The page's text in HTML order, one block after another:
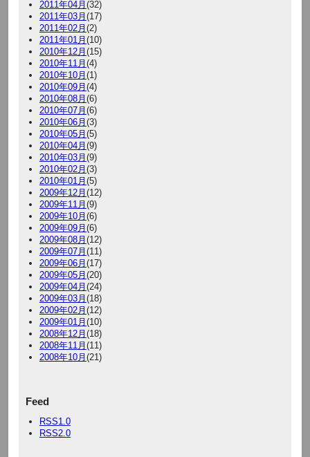
2011年04月 (32)
2011年03月 (17)
2011年02月 (2)
2011年01月 (10)
2010年12月 (15)
2010年11月 (4)
2010年10月 (1)
2010年09月 (4)
2010年08月 (6)
2010年07月 (6)
2010年06月 (3)
2010年05月 (5)
2010年04月 (9)
2010年03月 (9)
2010年02月 (3)
2010年01月 (5)
2009年12月 (12)
2009年11月 (9)
2009年10月 (6)
2009年09月 (6)
2009年08月 (12)
2009年07月 (11)
2009年06月 (17)
2009年05月 (20)
2009年04月 (24)
2009年03月 (18)
2009年02月 (12)
2009年01月 (10)
2008年12月 (18)
2008年11月 (11)
2008年10月 (21)
Feed
RSS1.0
RSS2.0